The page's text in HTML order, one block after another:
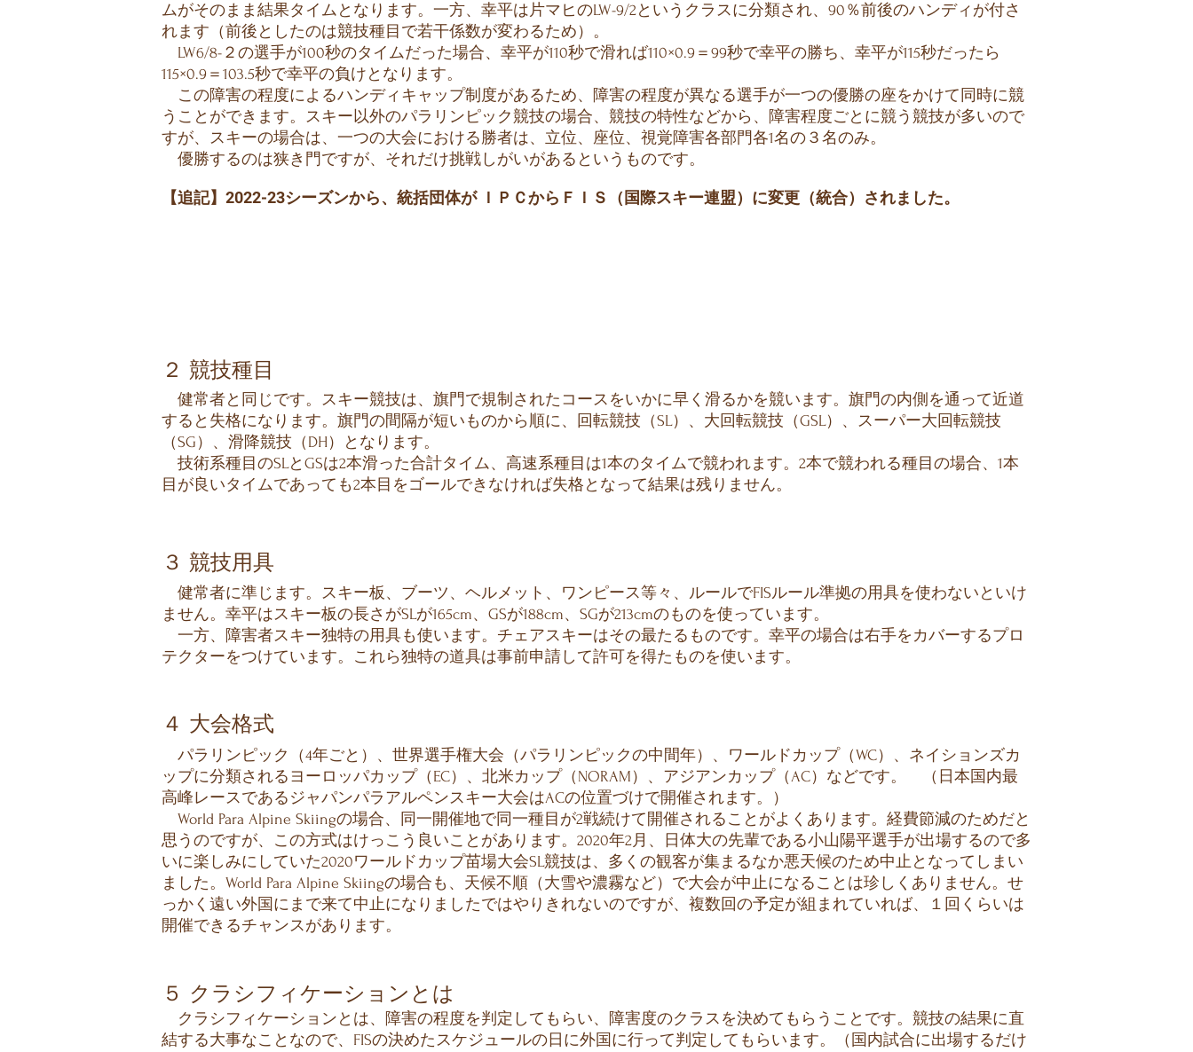
ムがそのまま結果タイムとなります。一方、幸平は片マヒのLW-9/2というクラスに分類され、90％前後のハンディが付さ
れます（前後としたのは競技種目で若干係数が変わるため）。
LW6/8-２の選手が100秒のタイムだった場合、幸平が110秒で滑れば110×0.9＝99秒で幸平の勝ち、幸平が115秒だったら
115×0.9＝103.5秒で幸平の負けとなります。
この障害の程度によるハンディキャップ制度があるため、障害の程度が異なる選手が一つの優勝の座をかけて同時に競
うことができます。スキー以外のパラリンピック競技の場合、競技の特性などから、障害程度ごとに競う競技が多いので
すが、スキーの場合は、一つの大会における勝者は、立位、座位、視覚障害各部門各1名の３名のみ。
優勝するのは狭き門ですが、それだけ挑戦しがいがあるというものです。
【追記】2022-23シーズンから、統括団体が ＩＰＣからＦＩＳ（国際スキー連盟）に変更（統合）されました。
２ 競技種目
健常者と同じです。スキー競技は、旗門で規制されたコースをいかに早く滑るかを競います。旗門の内側を通って近道
すると失格になります。旗門の間隔が短いものから順に、回転競技（SL）、大回転競技（GSL）、スーパー大回転競技
（SG）、滑降競技（DH）となります。
技術系種目のSLとGSは2本滑った合計タイム、高速系種目は1本のタイムで競われます。2本で競われる種目の場合、1本
目が良いタイムであっても2本目をゴールできなければ失格となって結果は残りません。
３ 競技用具
健常者に準じます。スキー板、ブーツ、ヘルメット、ワンピース等々、ルールでFISルール準拠の用具を使わないといけ
ません。幸平はスキー板の長さがSLが165cm、GSが188cm、SGが213cmのものを使っています。
​ 一方、障害者スキー独特の用具も使います。チェアスキーはその最たるものです。幸平の場合は右手をカバーするプロ
テクターをつけています。これら独特の道具は事前申請して許可を得たものを使います。
４ 大会格式
パラリンピック（4年ごと）、世界選手権大会（パラリンピックの中間年）、ワールドカップ（WC）、ネイションズカ
ップに分類されるヨーロッパカップ（EC）、北米カップ（NORAM）、アジアンカップ（AC）などです。 （日本国内最
高峰レースであるジャパンパラアルペンスキー大会はACの位置づけで開催されます。）
World Para Alpine Skiingの場合、同一開催地で同一種目が2戦続けて開催されることがよくあります。経費節減のためだと
思うのですが、この方式はけっこう良いことがあります。2020年2月、日体大の先輩である小山陽平選手が出場するので多
いに楽しみにしていた2020ワールドカップ苗場大会SL競技は、多くの観客が集まるなか悪天候のため中止となってしまい
ました。World Para Alpine Skiingの場合も、天候不順（大雪や濃霧など）で大会が中止になることは珍しくありません。せ
っかく遠い外国にまで来て中止になりましたではやりきれないのですが、複数回の予定が組まれていれば、１回くらいは
開催できるチャンスがあります。
​５ クラシフィケーションとは
クラシフィケーションとは、障害の程度を判定してもらい、障害度のクラスを決めてもらうことです。競技の結果に直
結する大事なことなので、FISの決めたスケジュールの日に外国に行って判定してもらいます。（国内試合に出場するだけ